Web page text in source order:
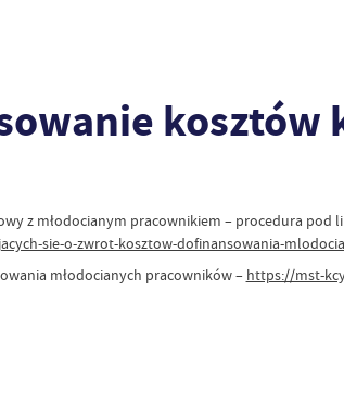
kosztów
z młodocianym pracownikiem – procedura pod
sie-o-zwrot-kosztow-dofinansowania-
młodocianych pracowników – https://mst-